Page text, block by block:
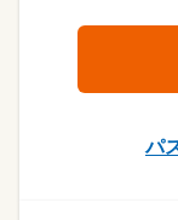
パ